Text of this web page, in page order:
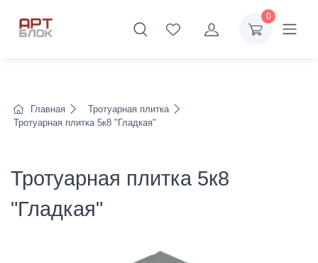
0
Главная
Тротуарная плитка
Тротуарная плитка 5к8 "Гладкая"
Тротуарная плитка 5к8
"Гладкая"